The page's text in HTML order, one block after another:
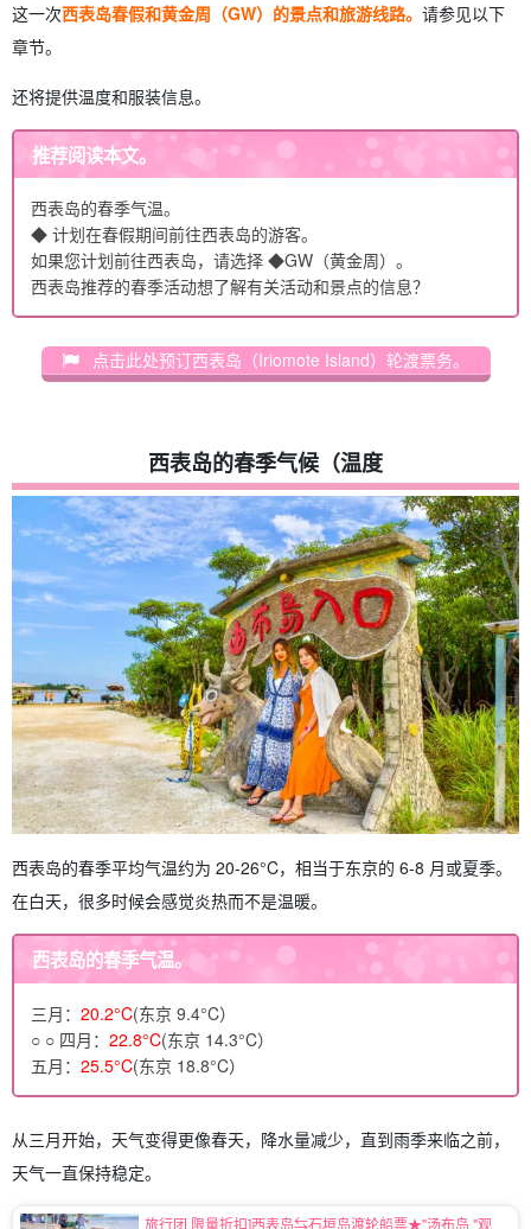
这一次西表岛春假和黄金周（GW）的景点和旅游线路。 请参见以下
章节。
还将提供温度和服装信息。
推荐阅读本文。
西表岛的春季气温。
◆ 计划在春假期间前往西表岛的游客。
如果您计划前往西表岛，请选择 ◆GW（黄金周）。
西表岛推荐的春季活动想了解有关活动和景点的信息？
点击此处预订西表岛（Iriomote Island）轮渡票务。
西表岛的春季气候（温度
西表岛的春季平均气温约为 20-26°C，相当于东京的 6-8 月或夏季。
在白天，很多时候会感觉炎热而不是温暖。
西表岛的春季气温。
三月： 20.2°C(东京 9.4°C）
○ ○ 四月： 22.8°C(东京 14.3°C）
五月： 25.5°C(东京 18.8°C）
从三月开始，天气变得更像春天，降水量减少，直到雨季来临之前，
天气一直保持稳定。
旅行团 限量折扣]西表岛⇆石垣岛渡轮船票★"汤布岛 "观